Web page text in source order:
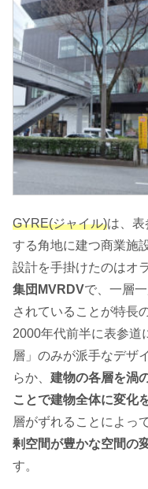
GYRE(ジャイル)は、
する角地に建つ商業施
設計を手掛けたのはオ
集団MVRDVで、一層
されていることが特長
2000年代前半に表参道
層」のみが派手なデザ
らか、 建物の各層を渦
ことで建物全体に変化
層がずれることによっ
剰空間が豊かな空間の
す。